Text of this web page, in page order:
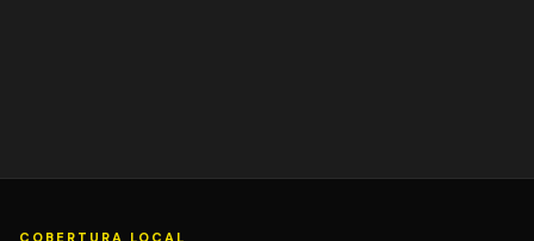
COBERTURA LOCAL